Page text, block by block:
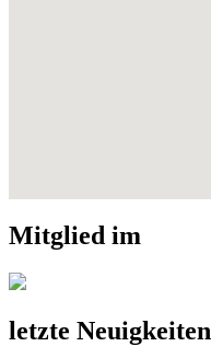
Mitglied im
letzte Neuigkeiten